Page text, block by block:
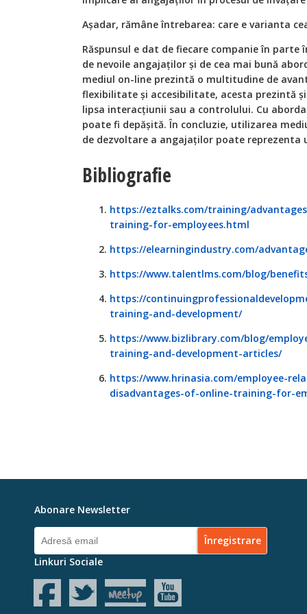
Așadar, rămâne întrebarea: care e varianta
Răspunsul e dat de fiecare companie în parte
de nevoile angajaților și de cea mai bună
mediul on-line prezintă o multitudine de
flexibilitate și accesibilitate, acesta prezintă
lipsa interacțiunii sau a controlului. Cu
poate fi depășită. În concluzie, utilizarea
de dezvoltare a angajaților poate reprezenta
Bibliografie
https://eztalks.com/training/
training-for-employees.html
https://elearningindustry.com/
https://www.talentlms.com/blog/
https://
training-and-development/
https://www.bizlibrary.com/blog/
training-and-development-articles/
https://www.hrinasia.com/employee-
disadvantages-of-online-training-for-
Abonare Newsletter
Linkuri Sociale